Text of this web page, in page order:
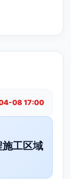
08 17:00
工区域